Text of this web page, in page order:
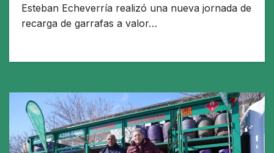
Esteban Echeverría realizó una nueva jornada de
recarga de garrafas a valor…